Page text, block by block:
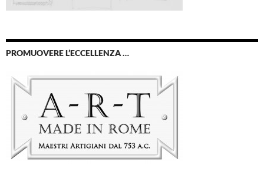
PROMUOVERE L’ECCELLENZA …